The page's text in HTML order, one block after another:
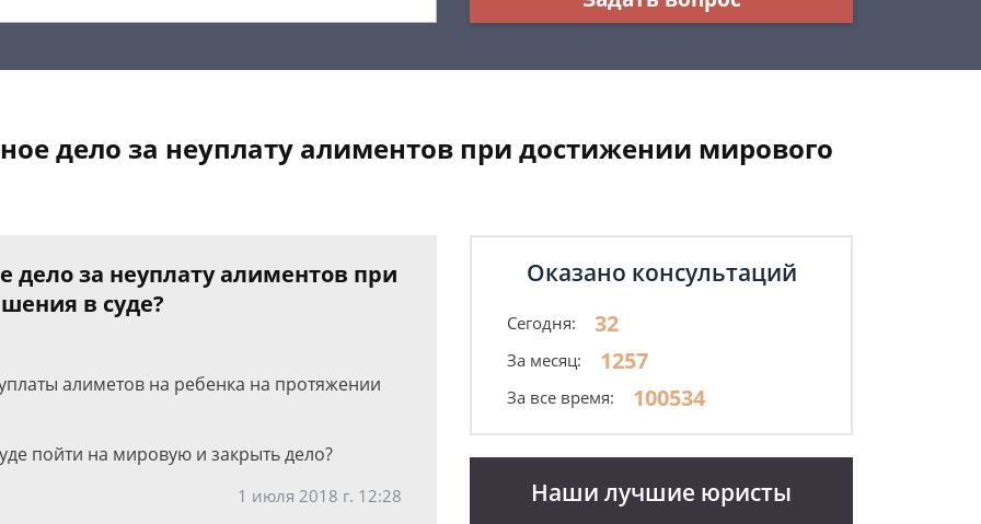
дело за неуплату алиментов при достижении мирового
дело за неуплату алиментов при
в суде?
алиметов на ребенка на протяжении
пойти на мировую и закрыть дело?
1 июля 2018 г. 12:28
Оказано консультаций
Сегодня: 32
За месяц: 1257
За все время: 100534
Наши лучшие юристы